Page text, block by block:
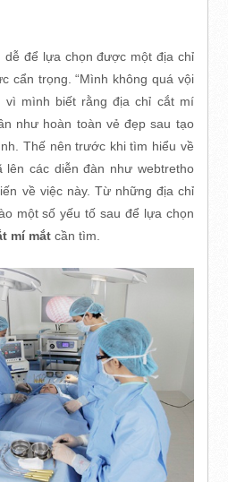
dễ để lựa chọn được một địa chỉ
cẩn trọng. “Mình không quá vội
vì mình biết rằng địa chỉ cắt mí
như hoàn toàn vẻ đẹp sau tạo
Thế nên trước khi tìm hiểu về
các diễn đàn như webtretho
về việc này. Từ những địa chỉ
một số yếu tố sau để lựa chọn
mí mắt cần tìm.